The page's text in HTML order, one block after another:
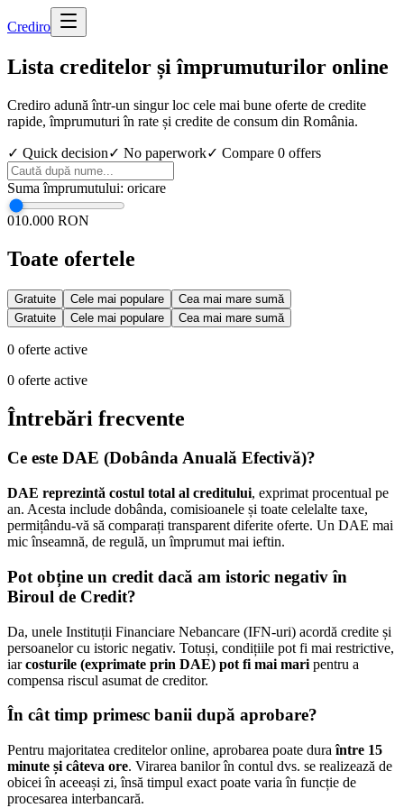
Crediro
Lista creditelor și împrumuturilor online
Crediro adună într-un singur loc cele mai bune oferte de credite
rapide, împrumuturi în rate și credite de consum din România.
✓ Quick decision✓ No paperwork✓ Compare 0 offers
Suma împrumutului: oricare
010.000 RON
Toate ofertele
Gratuite Cele mai populare
Cea mai mare sumă
Gratuite
Cele mai populare Cea mai mare sumă
0 oferte active
0 oferte active
Întrebări frecvente
Ce este DAE (Dobânda Anuală Efectivă)?
DAE reprezintă costul total al creditului, exprimat procentual pe
an. Acesta include dobânda, comisioanele și toate celelalte taxe,
permițându-vă să comparați transparent diferite oferte. Un DAE mai
mic înseamnă, de regulă, un împrumut mai ieftin.
Pot obține un credit dacă am istoric negativ în
Biroul de Credit?
Da, unele Instituții Financiare Nebancare (IFN-uri) acordă credite și
persoanelor cu istoric negativ. Totuși, condițiile pot fi mai restrictive,
iarcosturile (exprimate prin DAE) pot fi mai mari pentru a
compensa riscul asumat de creditor.
În cât timp primesc banii după aprobare?
Pentru majoritatea creditelor online, aprobarea poate duraîntre 15
minute și câteva ore. Virarea banilor în contul dvs. se realizează de
obicei în aceeași zi, însă timpul exact poate varia în funcție de
procesarea interbancară.